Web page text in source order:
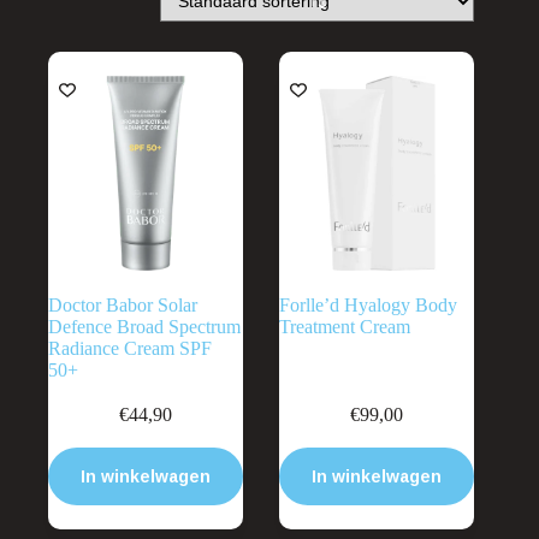
Doctor Babor Solar
Defence Broad Spectrum
Radiance Cream SPF
50+
€44,90
In winkelwagen
Forlle’d Hyalogy Body
Treatment Cream
€99,00
In winkelwagen